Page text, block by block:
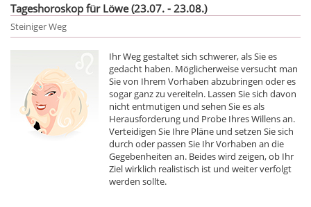
Tageshoroskop für Löwe (23.07. - 23.08.)
Steiniger Weg
Ihr Weg gestaltet sich schwerer, als Sie es
gedacht haben. Möglicherweise versucht man
Sie von Ihrem Vorhaben abzubringen oder es
sogar ganz zu vereiteln. Lassen Sie sich davon
nicht entmutigen und sehen Sie es als
Herausforderung und Probe Ihres Willens an.
Verteidigen Sie Ihre Pläne und setzen Sie sich
durch oder passen Sie Ihr Vorhaben an die
Gegebenheiten an. Beides wird zeigen, ob Ihr
Ziel wirklich realistisch ist und weiter verfolgt
werden sollte.